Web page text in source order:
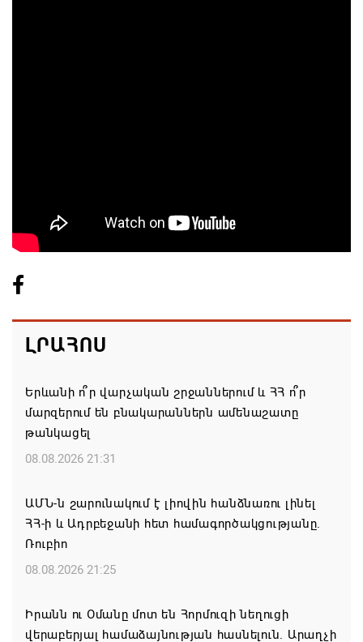
ԼՐԱՀՈՍ
Երևանի ո՞ր վարչական շրջաններում և ՀՀ ո՞ր
մարզերում են բնակարաններն ամենաշատը
թանկացել
08.08.2026 21:31
ԱՄՆ-ն շարունակում է լիովին հանձնառու լինել
ՀՀ-ի և Ադրբեջանի հետ համագործակցությանը.
Ռուբիո
08.08.2026 21:25
Իրանն ու Օմանը մոտ են Հորմուզի նեղուցի
վերաբերյալ համաձայնության հասնելուն. Արաղչի